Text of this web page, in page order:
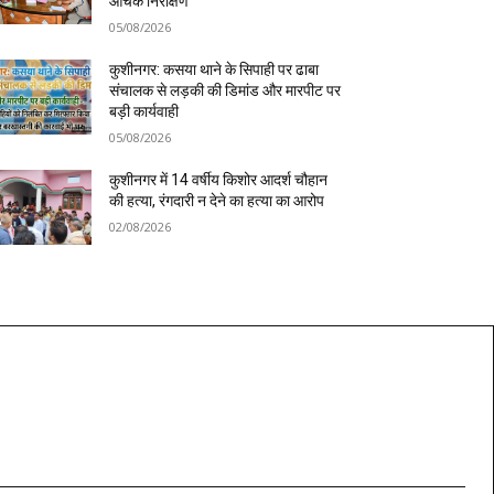
05/08/2026
कुशीनगर: कसया थाने के सिपाही पर ढाबा
संचालक से लड़की की डिमांड और मारपीट पर
बड़ी कार्यवाही
05/08/2026
कुशीनगर में 14 वर्षीय किशोर आदर्श चौहान
की हत्या, रंगदारी न देने का हत्या का आरोप
02/08/2026